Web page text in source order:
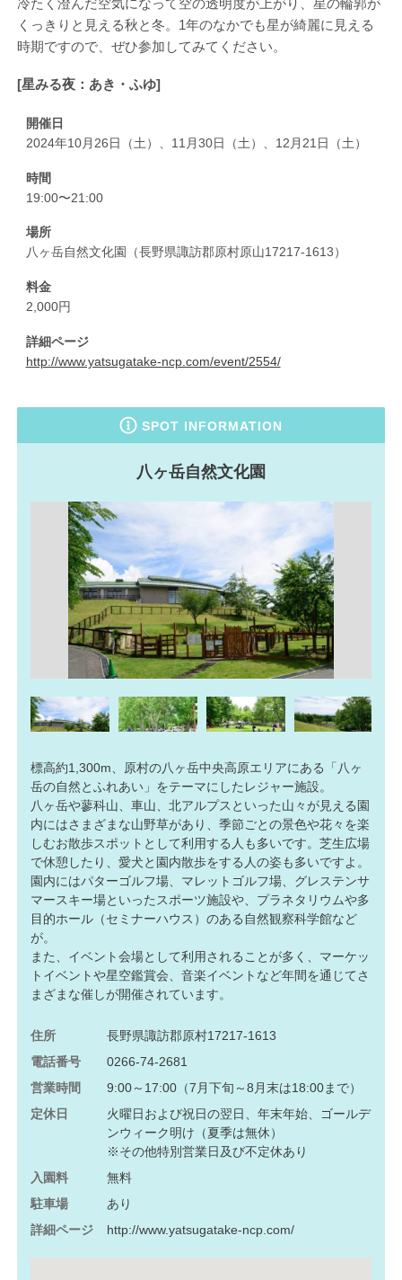
くっきりと見える秋と冬。1年のなかでも星が綺麗に見える
時期ですので、ぜひ参加してみてください。
[星みる夜：あき・ふゆ]
開催日
2024年10月26日（土）、11月30日（土）、12月21日（土）
時間
19:00〜21:00
場所
八ヶ岳自然文化園（長野県諏訪郡原村原山17217-1613）
料金
2,000円
詳細ページ
http://www.yatsugatake-ncp.com/event/2554/
SPOT INFORMATION
八ヶ岳自然文化園
標高約1,300m、原村の八ヶ岳中央高原エリアにある「八ヶ
岳の自然とふれあい」をテーマにしたレジャー施設。
八ヶ岳や蓼科山、車山、北アルプスといった山々が見える園
内にはさまざまな山野草があり、季節ごとの景色や花々を楽
しむお散歩スポットとして利用する人も多いです。芝生広場
で休憩したり、愛犬と園内散歩をする人の姿も多いですよ。
園内にはパターゴルフ場、マレットゴルフ場、グレステンサ
マースキー場といったスポーツ施設や、プラネタリウムや多
目的ホール（セミナーハウス）のある自然観察科学館など
が。
また、イベント会場として利用されることが多く、マーケッ
トイベントや星空鑑賞会、音楽イベントなど年間を通じてさ
まざまな催しが開催されています。
住所
長野県諏訪郡原村17217-1613
電話番号
0266-74-2681
営業時間
9:00～17:00（7月下旬～8月末は18:00まで）
定休日
火曜日および祝日の翌日、年末年始、ゴールデ
ンウィーク明け（夏季は無休）
※その他特別営業日及び不定休あり
入園料
無料
駐車場
あり
詳細ページ
http://www.yatsugatake-ncp.com/